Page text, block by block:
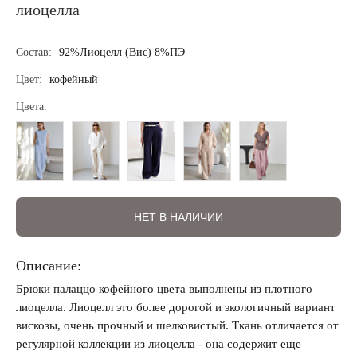
Регистрация Авторизация
лиоцелла
Состав: 92%Лиоцелл (Вис) 8%ПЭ
Цвет: кофейный
Цвета:
НЕТ В НАЛИЧИИ
Описание:
Брюки палаццо кофейного цвета выполнены из плотного
лиоцелла. Лиоцелл это более дорогой и экологичный вариант
вискозы, очень прочный и шелковистый. Ткань отличается от
регулярной коллекции из лиоцелла - она содержит еще